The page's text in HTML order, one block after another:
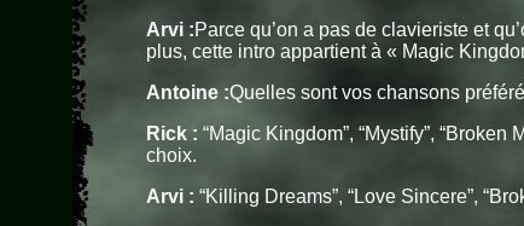
Arvi :Parce qu’on a pas de clavieriste et
plus, cette intro appartient à « Magic
Antoine :Quelles sont vos chansons
Rick : “Magic Kingdom”, “Mystify”, “Broken
choix.
Arvi : “Killing Dreams”, “Love Sincere”,